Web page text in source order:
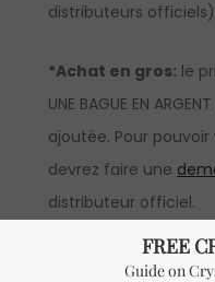
distributeurs
*Achat en gros: le
UNE BAGUE EN
ajoutée. Pour pouvoir
devrez faire une
distributeur officiel.